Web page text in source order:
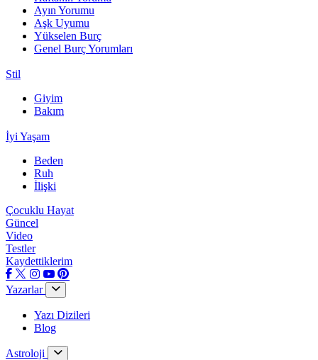
Ayın Yorumu
Aşk Uyumu
Yükselen Burç
Genel Burç Yorumları
Stil
Giyim
Bakım
İyi Yaşam
Beden
Ruh
İlişki
Çocuklu Hayat
Güncel
Video
Testler
Kaydettiklerim
Yazarlar
Yazı Dizileri
Blog
Astroloji